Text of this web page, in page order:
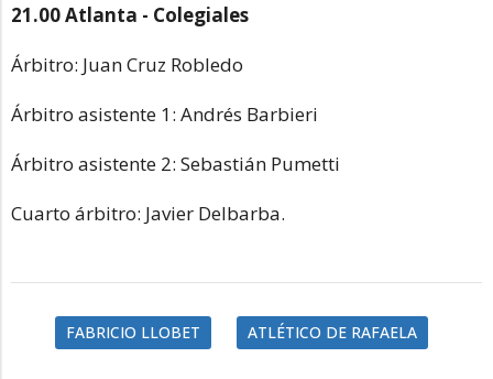
21.00 Atlanta - Colegiales
Árbitro: Juan Cruz Robledo
Árbitro asistente 1: Andrés Barbieri
Árbitro asistente 2: Sebastián Pumetti
Cuarto árbitro: Javier Delbarba.
FABRICIO LLOBET ATLÉTICO DE RAFAELA